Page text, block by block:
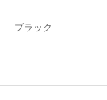
ブラック